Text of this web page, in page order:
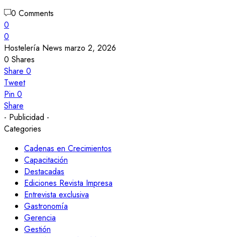
0 Comments
0
0
Hostelería News marzo 2, 2026
0 Shares
Share 0
Tweet
Pin 0
Share
- Publicidad -
Categories
Cadenas en Crecimientos
Capacitación
Destacadas
Ediciones Revista Impresa
Entrevista exclusiva
Gastronomía
Gerencia
Gestión